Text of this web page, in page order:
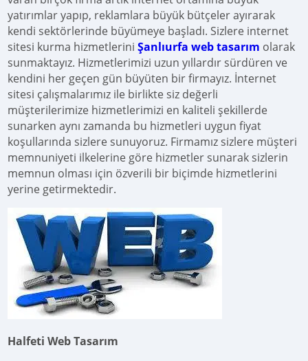
yatırımlar yapıp, reklamlara büyük bütçeler ayırarak
kendi sektörlerinde büyümeye başladı. Sizlere internet
sitesi kurma hizmetleriniŞanlıurfa web tasarım olarak
sunmaktayız. Hizmetlerimizi uzun yıllardır sürdüren ve
kendini her geçen gün büyüten bir firmayız. İnternet
sitesi çalışmalarımız ile birlikte siz değerli
müşterilerimize hizmetlerimizi en kaliteli şekillerde
sunarken aynı zamanda bu hizmetleri uygun fiyat
koşullarında sizlere sunuyoruz. Firmamız sizlere müşteri
memnuniyeti ilkelerine göre hizmetler sunarak sizlerin
memnun olması için özverili bir biçimde hizmetlerini
yerine getirmektedir.
Halfeti Web Tasarım